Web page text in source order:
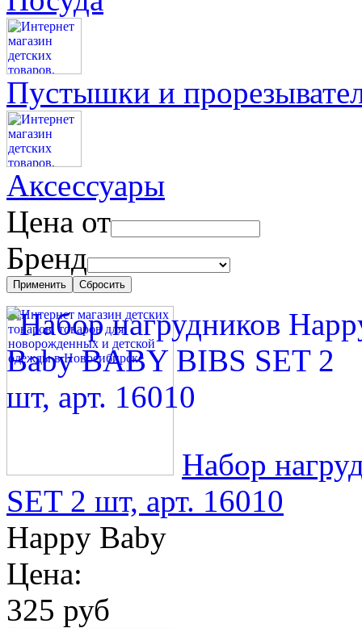
Пустышки и
Аксессуары
Цена от
Бренд
Набор
SET 2 шт, арт. 16010
Happy Baby
Цена:
325 руб